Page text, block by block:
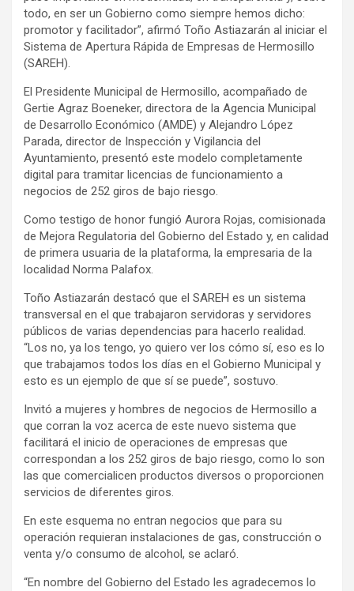
todo, en ser un Gobierno como siempre hemos dicho:
promotor y facilitador”, afirmó Toño Astiazarán al iniciar el
Sistema de Apertura Rápida de Empresas de Hermosillo
(SAREH).
El Presidente Municipal de Hermosillo, acompañado de
Gertie Agraz Boeneker, directora de la Agencia Municipal
de Desarrollo Económico (AMDE) y Alejandro López
Parada, director de Inspección y Vigilancia del
Ayuntamiento, presentó este modelo completamente
digital para tramitar licencias de funcionamiento a
negocios de 252 giros de bajo riesgo.
Como testigo de honor fungió Aurora Rojas, comisionada
de Mejora Regulatoria del Gobierno del Estado y, en calidad
de primera usuaria de la plataforma, la empresaria de la
localidad Norma Palafox.
Toño Astiazarán destacó que el SAREH es un sistema
transversal en el que trabajaron servidoras y servidores
públicos de varias dependencias para hacerlo realidad.
“Los no, ya los tengo, yo quiero ver los cómo sí, eso es lo
que trabajamos todos los días en el Gobierno Municipal y
esto es un ejemplo de que sí se puede”, sostuvo.
Invitó a mujeres y hombres de negocios de Hermosillo a
que corran la voz acerca de este nuevo sistema que
facilitará el inicio de operaciones de empresas que
correspondan a los 252 giros de bajo riesgo, como lo son
las que comercialicen productos diversos o proporcionen
servicios de diferentes giros.
En este esquema no entran negocios que para su
operación requieran instalaciones de gas, construcción o
venta y/o consumo de alcohol, se aclaró.
“En nombre del Gobierno del Estado les agradecemos lo